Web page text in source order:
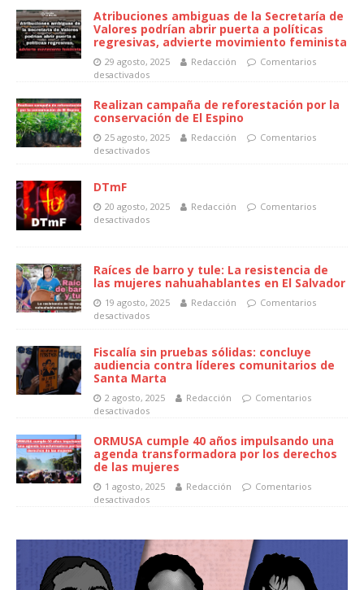
Atribuciones ambiguas de la Secretaría de
Valores podrían abrir puerta a políticas
regresivas, advierte movimiento feminista
29 agosto, 2025 Redacción
Comentarios
desactivados
Realizan campaña de reforestación por la
conservación de El Espino
25 agosto, 2025 Redacción
Comentarios
desactivados
DTmF
20 agosto, 2025 Redacción
Comentarios
desactivados
Raíces de barro y tule: La resistencia de
las mujeres nahuahablantes en El Salvador
19 agosto, 2025 Redacción
Comentarios
desactivados
Fiscalía sin pruebas sólidas: concluye
audiencia contra líderes comunitarios de
Santa Marta
2 agosto, 2025 Redacción
Comentarios
desactivados
ORMUSA cumple 40 años impulsando una
agenda transformadora por los derechos
de las mujeres
1 agosto, 2025 Redacción
Comentarios
desactivados